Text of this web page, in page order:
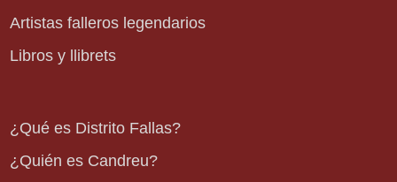
Artistas falleros legendarios
Libros y llibrets
¿Qué es Distrito Fallas?
¿Quién es Candreu?